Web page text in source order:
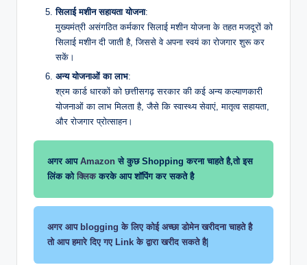
सिलाई मशीन सहायता योजना:
मुख्यमंत्री असंगठित कर्मकार सिलाई मशीन योजना के तहत मजदूरों को
सिलाई मशीन दी जाती है, जिससे वे अपना स्वयं का रोजगार शुरू कर
सकें।
अन्य योजनाओं का लाभ:
श्रम कार्ड धारकों को छत्तीसगढ़ सरकार की कई अन्य कल्याणकारी
योजनाओं का लाभ मिलता है, जैसे कि स्वास्थ्य सेवाएं, मातृत्व सहायता,
और रोजगार प्रोत्साहन।
अगर आप Amazon से कुछ Shopping करना चाहते है,तो इस
लिंक कोक्लिककरके आप शॉपिंग कर सकते है
अगर आप blogging के लिए कोई अच्छा डोमेन खरीदना चाहते है
तो आप हमारे दिए गए Link के द्वारा खरीद सकते है|